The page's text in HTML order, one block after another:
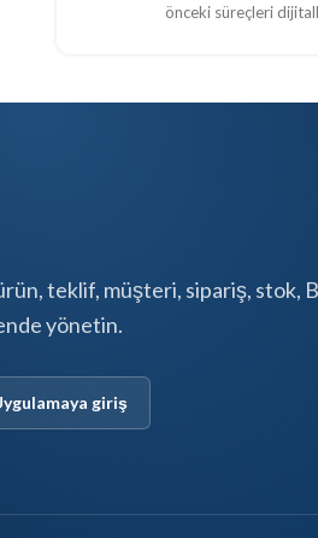
önceki süreçleri
teklif, müşteri, sipariş, stok,
yönetin.
giriş